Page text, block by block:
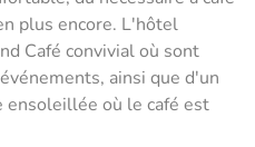
plus encore. L'hôtel
Café convivial où sont
ainsi que d'un
ensoleillée où le café est